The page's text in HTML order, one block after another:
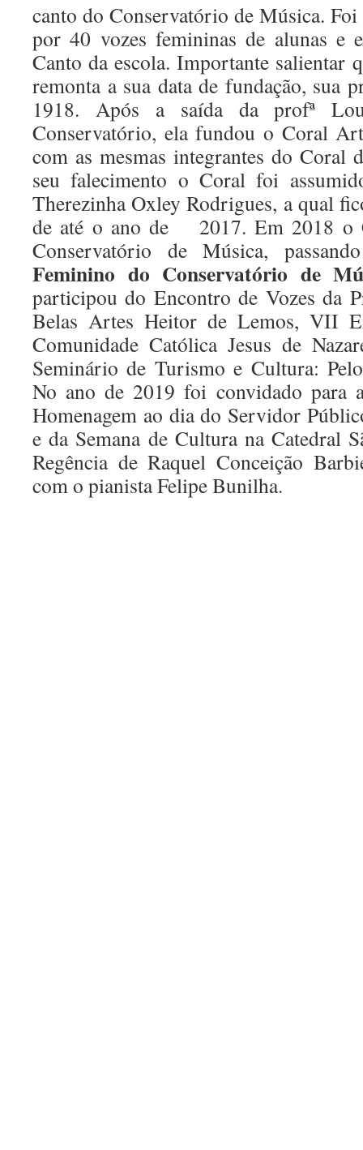
canto do Conservatório de Música.
por 40 vozes femininas de alunas e
Canto da escola. Importante salientar
remonta a sua data de fundação, sua
1918. Após a saída da profª
Conservatório, ela fundou o Coral
com as mesmas integrantes do Coral
seu falecimento o Coral foi
Therezinha Oxley Rodrigues, a qual
de até o ano de 2017. Em 2018 o
Conservatório de Música,
Feminino do Conservatório de
participou do Encontro de Vozes da
Belas Artes Heitor de Lemos, VII
Comunidade Católica Jesus de
Seminário de Turismo e Cultura:
No ano de 2019 foi convidado para
Homenagem ao dia do Servidor
e da Semana de Cultura na Catedral
Regência de Raquel Conceição
com o pianista Felipe Bunilha.